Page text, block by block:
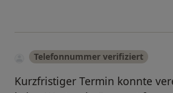
Telefonnummer verifiziert
Kurzfristiger Termin konnte